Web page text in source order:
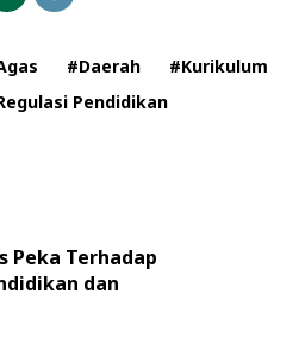
#Daerah
#Kurikulum
Pendidikan
Peka Terhadap
dan